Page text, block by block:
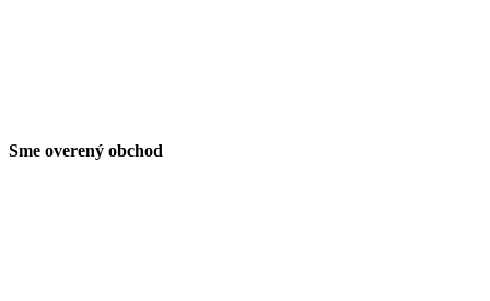
Sme overený obchod